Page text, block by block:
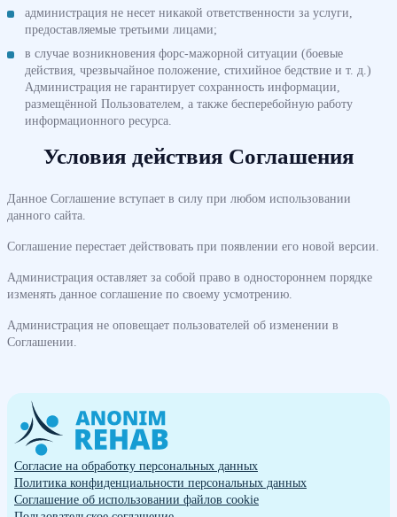
администрация не несет никакой ответственности за услуги,
предоставляемые третьими лицами;
в случае возникновения форс-мажорной ситуации (боевые
действия, чрезвычайное положение, стихийное бедствие и т. д.)
Администрация не гарантирует сохранность информации,
размещённой Пользователем, а также бесперебойную работу
информационного ресурса.
Условия действия Соглашения
Данное Соглашение вступает в силу при любом использовании
данного сайта.
Соглашение перестает действовать при появлении его новой версии.
Администрация оставляет за собой право в одностороннем порядке
изменять данное соглашение по своему усмотрению.
Администрация не оповещает пользователей об изменении в
Соглашении.
Согласие на обработку персональных данных
Политика конфиденциальности персональных данных
Cоглашение об использовании файлов cookie